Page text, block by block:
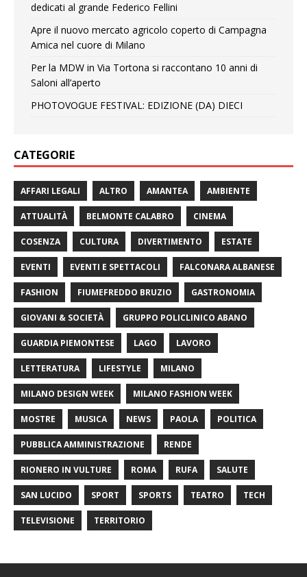
dedicati al grande Federico Fellini
Apre il nuovo mercato agricolo coperto di Campagna
Amica nel cuore di Milano
Per la MDW in Via Tortona si raccontano 10 anni di
Saloni all’aperto
PHOTOVOGUE FESTIVAL: EDIZIONE (DA) DIECI
CATEGORIE
AFFARI LEGALI ALTRO AMANTEA AMBIENTE
ATTUALITÀ BELMONTE CALABRO CINEMA
COSENZA CULTURA DIVERTIMENTO ESTATE
EVENTI EVENTI E SPETTACOLI FALCONARA ALBANESE
FASHION FIUMEFREDDO BRUZIO GASTRONOMIA
GIOVANI & SOCIETÀ GRUPPO POLICLINICO ABANO
GUARDIA PIEMONTESE LAGO LAVORO
LETTERATURA LIFESTYLE MILANO
MILANO DESIGN WEEK MILANO FASHION WEEK
MOSTRE MUSICA NEWS PAOLA POLITICA
PUBBLICA AMMINISTRAZIONE RENDE
RIONERO IN VULTURE ROMA RUFA SALUTE
SAN LUCIDO SPORT SPORTS TEATRO TECH
TELEVISIONE TERRITORIO